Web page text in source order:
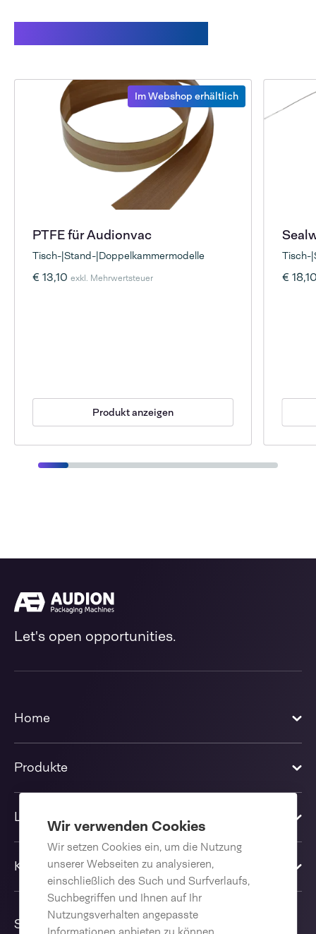
Wir verwenden Cookies
Wir setzen Cookies ein, um die Nutzung
unserer Webseiten zu analysieren,
einschließlich des Such und Surfverlaufs,
Suchbegriffen und Ihnen auf Ihr
Nutzungsverhalten angepasste
Im Webshop erhältlich
PTFE für Audionvac
Tisch-|Stand-|Doppelkammermodelle
€ 13,10exkl. Mehrwertsteuer
Produkt anzeigen
Tisch-
€
Let's open opportunities.
Home
Produkte
Lösungen
Kontakt
Sprache